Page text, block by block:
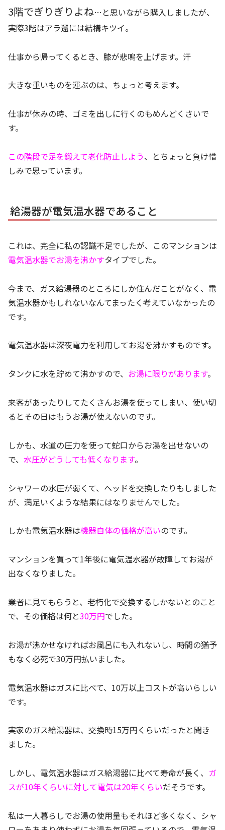
3階でぎりぎりよね…と思いながら購入しましたが、
実際3階はアラ還には結構キツイ。
仕事から帰ってくるとき、膝が悲鳴を上げます。汗
大きな重いものを運ぶのは、ちょっと考えます。
仕事が休みの時、ゴミを出しに行くのもめんどくさいで
す。
この階段で足を鍛えて老化防止しよう、とちょっと負け惜
しみで思っています。
給湯器が電気温水器であること
これは、完全に私の認識不足でしたが、このマンションは
電気温水器でお湯を沸かすタイプでした。
今まで、ガス給湯器のところにしか住んだことがなく、電
気温水器かもしれないなんてまったく考えていなかったの
です。
電気温水器は深夜電力を利用してお湯を沸かすものです。
タンクに水を貯めて沸かすので、 お湯に限りがあります。
来客があったりしてたくさんお湯を使ってしまい、使い切
るとその日はもうお湯が使えないのです。
しかも、水道の圧力を使って蛇口からお湯を出せないの
で、 水圧がどうしても低くなります。
シャワーの水圧が弱くて、ヘッドを交換したりもしました
が、満足いくような結果にはなりませんでした。
しかも電気温水器は機器自体の価格が高いのです。
マンションを買って1年後に電気温水器が故障してお湯が
出なくなりました。
業者に見てもらうと、老朽化で交換するしかないとのこと
で、その価格は何と30万円でした。
お湯が沸かせなければお風呂にも入れないし、時間の猶予
もなく必死で30万円払いました。
電気温水器はガスに比べて、10万以上コストが高いらしい
です。
実家のガス給湯器は、交換時15万円くらいだったと聞き
ました。
しかし、電気温水器はガス給湯器に比べて寿命が長く、 ガ
スが10年くらいに対して電気は20年くらいだそうです。
私は一人暮らしでお湯の使用量もそれほど多くなく、シャ